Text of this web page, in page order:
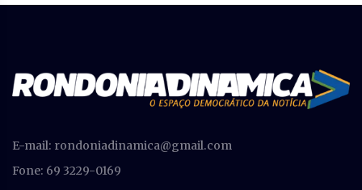
E-mail: rondoniadinamica@gmail.com
Fone: 69 3229-0169